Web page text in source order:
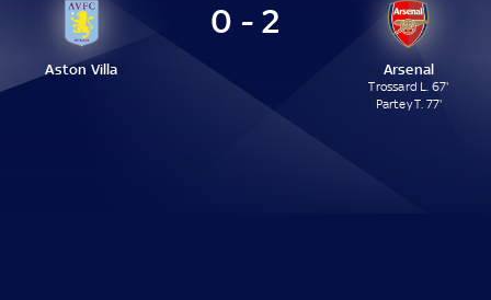
Aston Villa
0 - 2
Arsenal
Trossard L. 67'
Partey T. 77'